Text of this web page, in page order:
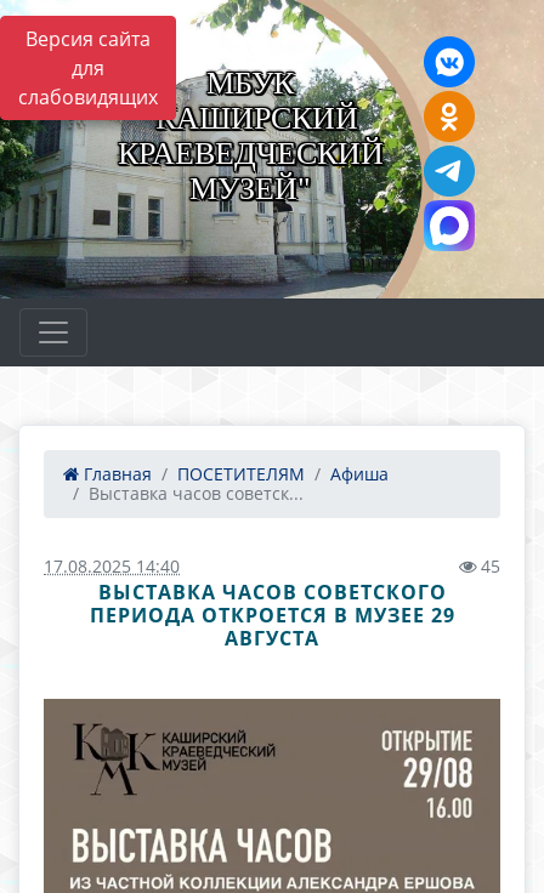
Версия сайта
для
слабовидящих
МБУК
"КАШИРСКИЙ
КРАЕВЕДЧЕСКИЙ
МУЗЕЙ"
Главная ПОСЕТИТЕЛЯМ
Афиша
Выставка часов советск...
17.08.2025 14:40 45
ВЫСТАВКА ЧАСОВ СОВЕТСКОГО
ПЕРИОДА ОТКРОЕТСЯ В МУЗЕЕ 29
АВГУСТА